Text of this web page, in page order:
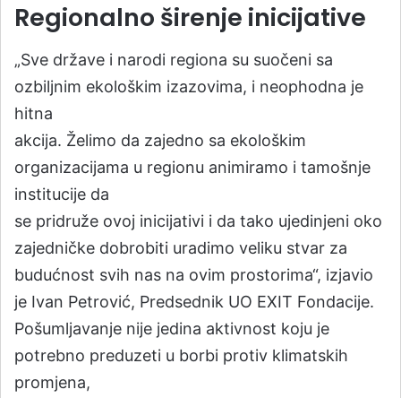
Regionalno širenje inicijative
„Sve države i narodi regiona su suočeni sa
ozbiljnim ekološkim izazovima, i neophodna je
hitna
akcija. Želimo da zajedno sa ekološkim
organizacijama u regionu animiramo i tamošnje
institucije da
se pridruže ovoj inicijativi i da tako ujedinjeni oko
zajedničke dobrobiti uradimo veliku stvar za
budućnost svih nas na ovim prostorima“, izjavio
je Ivan Petrović, Predsednik UO EXIT Fondacije.
Pošumljavanje nije jedina aktivnost koju je
potrebno preduzeti u borbi protiv klimatskih
promjena,